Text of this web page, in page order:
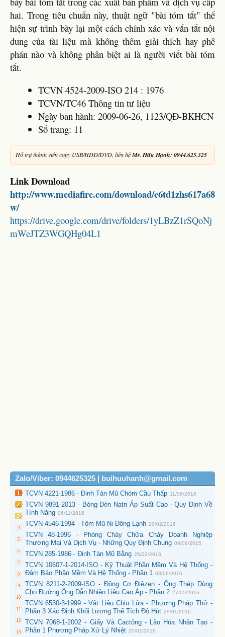
hai. Trong tiêu chuẩn này, thuật ngữ "bài tóm tắt" thể
hiện sự trình bày lại một cách chính xác và vắn tắt nội
dung của tài liệu mà không thêm giải thích hay phê
phán nào và không phân biệt ai là người viết bài tóm
tắt.
TCVN 4524-2009-ISO 214 : 1976
TCVN/TC46 Thông tin tư liệu
Ngày ban hành: 2009-06-26, 1123/QĐ-BKHCN
Số trang: 11
Hỗ trợ thành viên copy USB/HDD/DVD, liên hệMr. Hữu Hạnh: 0944.625.325
Link Download
http://www.mediafire.com/download/c6td1zhs617a68
w/
https://drive.google.com/drive/folders/1yLBzZ1rSQoNj
mWeJTZ3WGQHg04L1
Zalo/Viber: 0944625325 | buihuuhanh@gmail.com
TCVN 4221-1986 - Đinh Tán Mũ Chỏm Cầu Thấp 11/06/2016
TCVN 9891-2013 - Bóng Đèn Natri Áp Suất Cao - Quy Định Về
Tính Năng 06/11/2015
TCVN 4546-1994 - Tôm Mũ Ni Đông Lạnh 20/02/2016
TCVN 48-1996 - Phòng Cháy Chữa Cháy Doanh Nghiệp
Thương Mại Và Dịch Vụ - Những Quy Định Chung 09/08/2015
TCVN 285-1986 - Đinh Tán Mũ Bằng 25/02/2016
TCVN 10607-1-2014-ISO - Kỹ Thuật Phần Mềm Và Hệ Thống -
Đảm Bảo Phần Mềm Và Hệ Thống - Phần 1
03/06/2016
TCVN 8211-2-2009-ISO - Động Cơ Điêzen - Ống Thép Dùng
Cho Đường Ống Dẫn Nhiên Liệu Cao Áp - Phần 2 27/05/2016
TCVN 6530-3-1999 - Vật Liệu Chịu Lửa - Phương Pháp Thử -
Phần 3 Xác Định Khối Lượng Thể Tích Độ Hút 29/01/2016
TCVN 7068-1-2002 - Giấy Và Cactông - Lão Hóa Nhân Tạo -
Phần 1 Phương Pháp Xử Lý Nhiệt 20/01/2016